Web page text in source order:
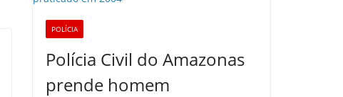
POLÍCIA
Polícia Civil do Amazonas
prende homem